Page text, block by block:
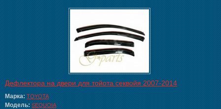
Дефлектора на двери для тойота секвойя 2007-2014
Марка: TOYOTA
Модель: SEQUOIA